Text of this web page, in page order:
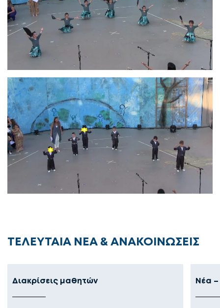
ΤΕΛΕΥΤΑΙΑ ΝΕΑ & ΑΝΑΚΟΙΝΩΣΕΙΣ
Διακρίσεις μαθητών Νέα –